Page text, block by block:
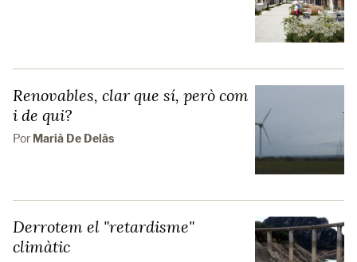
Renovables, clar que sí, però com
i de qui?
Por Marià De Delàs
Derrotem el "retardisme"
climàtic